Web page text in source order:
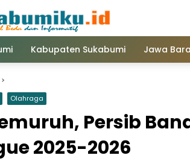
Kabupaten Sukabumi Jawa
Olahraga
Persib
2025-2026